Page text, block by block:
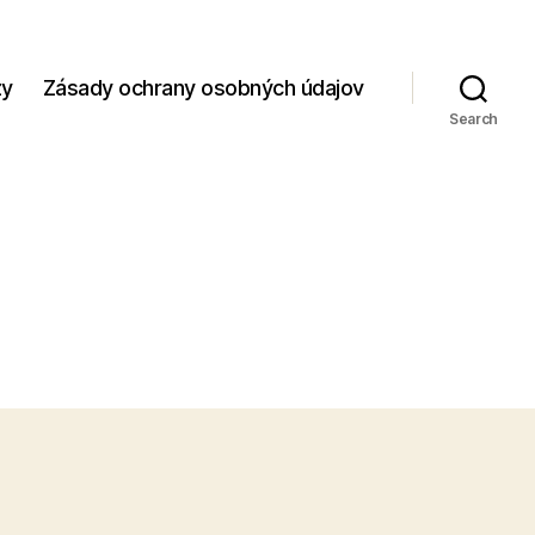
Zásady ochrany osobných údajov
Search